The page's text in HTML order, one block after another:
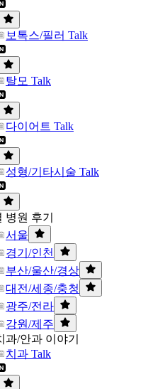
보톡스/필러 Talk
탈모 Talk
다이어트 Talk
성형/기타시술 Talk
병원 후기
서울
경기/인천
부산/울산/경상
대전/세종/충청
광주/전라
강원/제주
과/안과 이야기
치과 Talk